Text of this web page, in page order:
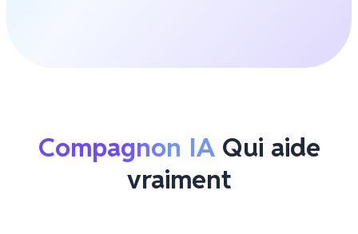
Compagnon IAQui aide
vraiment